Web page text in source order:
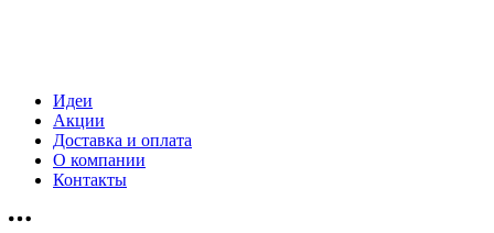
Идеи
Акции
Доставка и оплата
О компании
Контакты